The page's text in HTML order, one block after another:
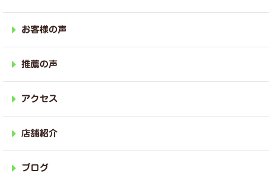
お客様の声
推薦の声
アクセス
店舗紹介
ブログ